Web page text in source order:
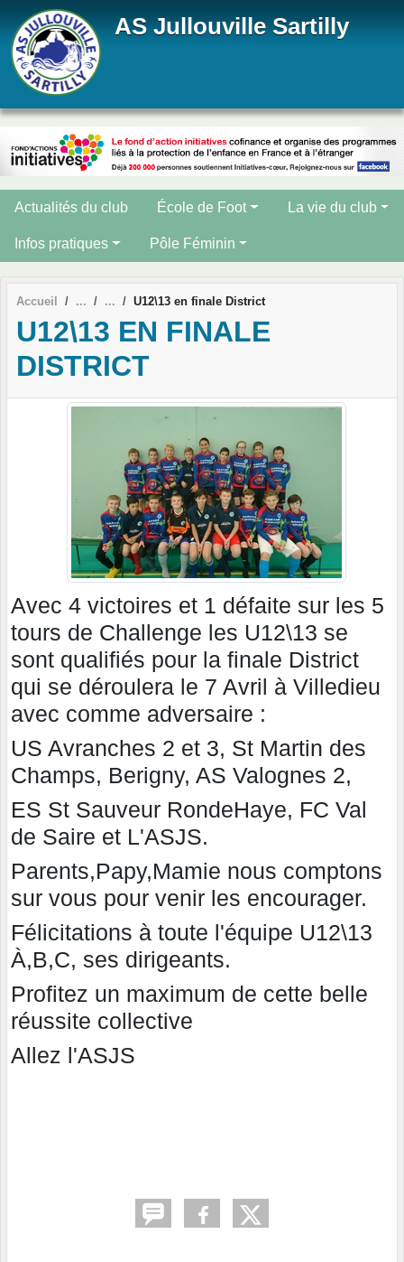
AS Jullouville Sartilly
Actualités du club École de Foot La vie du club
Infos pratiques Pôle Féminin
Accueil U12\13 en finale District
U12\13 EN FINALE
DISTRICT
Avec 4 victoires et 1 défaite sur les 5
tours de Challenge les U12\13 se
sont qualifiés pour la finale District
qui se déroulera le 7 Avril à Villedieu
avec comme adversaire :
US Avranches 2 et 3, St Martin des
Champs, Berigny, AS Valognes 2,
ES St Sauveur RondeHaye, FC Val
de Saire et L'ASJS.
Parents,Papy,Mamie nous comptons
sur vous pour venir les encourager.
Félicitations à toute l'équipe U12\13
À,B,C, ses dirigeants.
Profitez un maximum de cette belle
réussite collective
Allez l'ASJS
Panneau de gestion des cookies